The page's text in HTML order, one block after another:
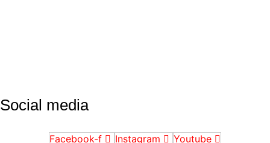
Social media
Facebook-f Instagram Youtube